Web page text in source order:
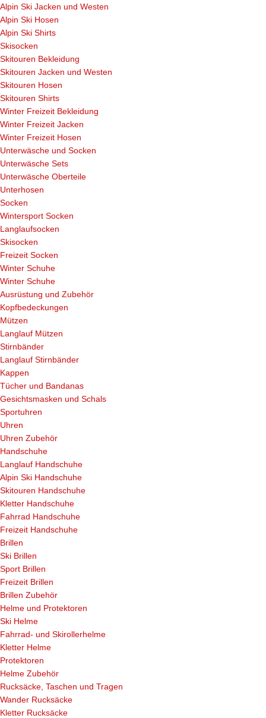
Alpin Ski Jacken und Westen
Alpin Ski Hosen
Alpin Ski Shirts
Skisocken
Skitouren Bekleidung
Skitouren Jacken und Westen
Skitouren Hosen
Skitouren Shirts
Winter Freizeit Bekleidung
Winter Freizeit Jacken
Winter Freizeit Hosen
Unterwäsche und Socken
Unterwäsche Sets
Unterwäsche Oberteile
Unterhosen
Socken
Wintersport Socken
Langlaufsocken
Skisocken
Freizeit Socken
Winter Schuhe
Winter Schuhe
Ausrüstung und Zubehör
Kopfbedeckungen
Mützen
Langlauf Mützen
Stirnbänder
Langlauf Stirnbänder
Kappen
Tücher und Bandanas
Gesichtsmasken und Schals
Sportuhren
Uhren
Uhren Zubehör
Handschuhe
Langlauf Handschuhe
Alpin Ski Handschuhe
Skitouren Handschuhe
Kletter Handschuhe
Fahrrad Handschuhe
Freizeit Handschuhe
Brillen
Ski Brillen
Sport Brillen
Freizeit Brillen
Brillen Zubehör
Helme und Protektoren
Ski Helme
Fahrrad- und Skirollerhelme
Kletter Helme
Protektoren
Helme Zubehör
Rucksäcke, Taschen und Tragen
Wander Rucksäcke
Kletter Rucksäcke